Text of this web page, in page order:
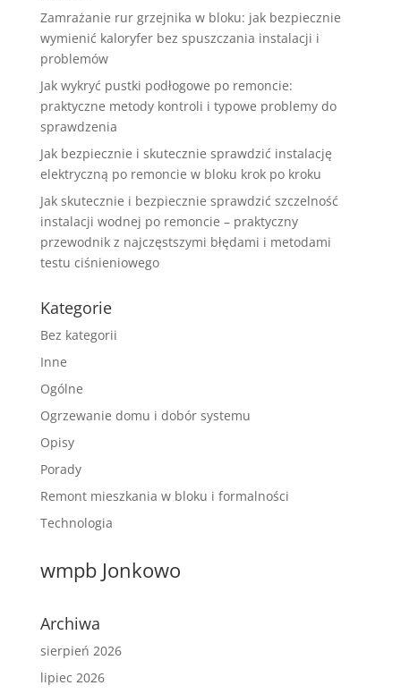
Zamrażanie rur grzejnika w bloku: jak bezpiecznie
wymienić kaloryfer bez spuszczania instalacji i
problemów
Jak wykryć pustki podłogowe po remoncie:
praktyczne metody kontroli i typowe problemy do
sprawdzenia
Jak bezpiecznie i skutecznie sprawdzić instalację
elektryczną po remoncie w bloku krok po kroku
Jak skutecznie i bezpiecznie sprawdzić szczelność
instalacji wodnej po remoncie – praktyczny
przewodnik z najczęstszymi błędami i metodami
testu ciśnieniowego
Kategorie
Bez kategorii
Inne
Ogólne
Ogrzewanie domu i dobór systemu
Opisy
Porady
Remont mieszkania w bloku i formalności
Technologia
wmpb Jonkowo
Archiwa
sierpień 2026
lipiec 2026